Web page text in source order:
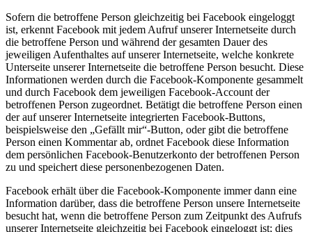
Sofern die betroffene Person gleichzeitig bei Facebook eingeloggt
ist, erkennt Facebook mit jedem Aufruf unserer Internetseite durch
die betroffene Person und während der gesamten Dauer des
jeweiligen Aufenthaltes auf unserer Internetseite, welche konkrete
Unterseite unserer Internetseite die betroffene Person besucht. Diese
Informationen werden durch die Facebook-Komponente gesammelt
und durch Facebook dem jeweiligen Facebook-Account der
betroffenen Person zugeordnet. Betätigt die betroffene Person einen
der auf unserer Internetseite integrierten Facebook-Buttons,
beispielsweise den „Gefällt mir“-Button, oder gibt die betroffene
Person einen Kommentar ab, ordnet Facebook diese Information
dem persönlichen Facebook-Benutzerkonto der betroffenen Person
zu und speichert diese personenbezogenen Daten.
Facebook erhält über die Facebook-Komponente immer dann eine
Information darüber, dass die betroffene Person unsere Internetseite
besucht hat, wenn die betroffene Person zum Zeitpunkt des Aufrufs
unserer Internetseite gleichzeitig bei Facebook eingeloggt ist; dies